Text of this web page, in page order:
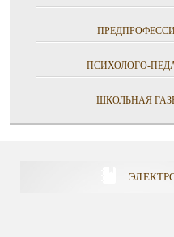
ПСИХОЛОГО-
ШКОЛЬНАЯ